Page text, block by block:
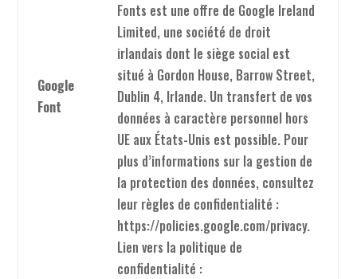
Google
Font
Fonts est une offre de Google Ireland
Limited, une société de droit
irlandais dont le siège social est
situé à Gordon House, Barrow Street,
Dublin 4, Irlande. Un transfert de vos
données à caractère personnel hors
UE aux États-Unis est possible. Pour
plus d’informations sur la gestion de
la protection des données, consultez
leur règles de confidentialité :
https://policies.google.com/privacy.
Lien vers la politique de
confidentialité :